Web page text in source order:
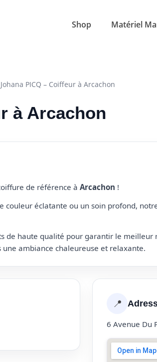
Shop Matériel
Johana PICQ – Coiffeur à Arcachon
à Arcachon
de référence à Arcachon !
couleur éclatante ou un soin profond,
de haute qualité pour garantir le meilleur
ambiance chaleureuse et relaxante.
📍
6 Avenue Du